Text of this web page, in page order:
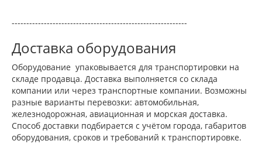
------------------------------------------------------------
Доставка оборудования
Оборудование упаковывается для транспортировки на
складе продавца. Доставка выполняется со склада
компании или через транспортные компании. Возможны
разные варианты перевозки: автомобильная,
железнодорожная, авиационная и морская доставка.
Способ доставки подбирается с учётом города, габаритов
оборудования, сроков и требований к транспортировке.